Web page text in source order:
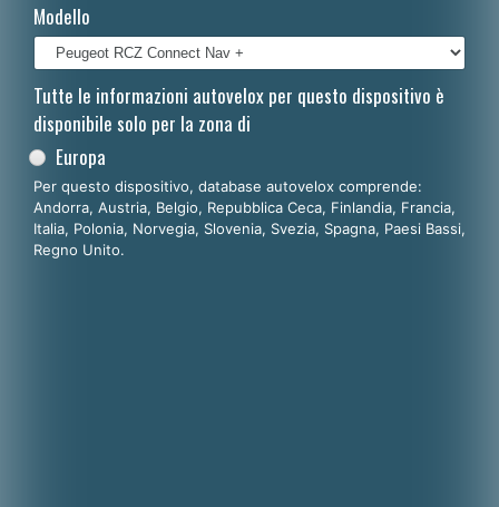
Polski
Dansk
Modello
Tutte le informazioni autovelox per questo dispositivo è
disponibile solo per la zona di
Europa
Per questo dispositivo, database autovelox comprende:
Andorra, Austria, Belgio, Repubblica Ceca, Finlandia, Francia,
Italia, Polonia, Norvegia, Slovenia, Svezia, Spagna, Paesi Bassi,
Regno Unito.